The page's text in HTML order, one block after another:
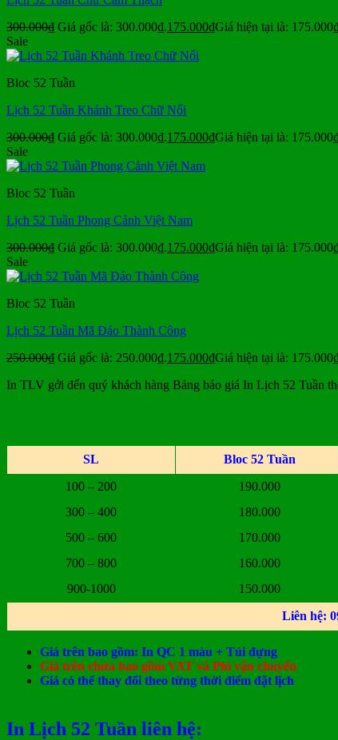
300.000₫ Giá gốc là: 300.000₫.175.000₫Giá hiện tại là:
Sale
Bloc 52 Tuần
Lịch 52 Tuần Khánh Treo Chữ Nổi
300.000₫ Giá gốc là: 300.000₫.175.000₫Giá hiện tại là:
Sale
Bloc 52 Tuần
Lịch 52 Tuần Phong Cảnh Việt Nam
300.000₫ Giá gốc là: 300.000₫.175.000₫Giá hiện tại là:
Sale
Bloc 52 Tuần
Lịch 52 Tuần Mã Đáo Thành Công
250.000₫ Giá gốc là: 250.000₫.175.000₫Giá hiện tại là:
In TLV gởi đến quý khách hàng Bảng báo giá In Lịch 52 Tuần
SL Bloc 52 Tuần
100 – 200
190.000
300 – 400
180.000
500 – 600
170.000
700 – 800
160.000
900-1000
150.000
Liên hệ:
Giá trên bao gồm: In QC 1 màu + Túi đựng
Giá trên chưa bao gồm VAT và Phí vận chuyển
Giá có thể thay đổi theo từng thời điểm đặt lịch
In Lịch 52 Tuần liên hệ: